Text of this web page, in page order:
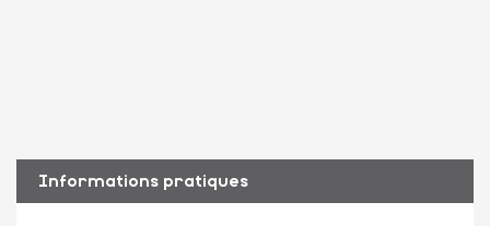
Informations pratiques